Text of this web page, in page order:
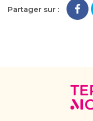
Partager sur :